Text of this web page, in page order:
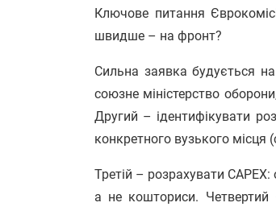
Ключове питання
швидше – на фронт?
Сильна заявка будується
союзне міністерство
Другий – ідентифікувати
конкретного вузького місця
Третій – розрахувати
а не кошториси. Четвертий